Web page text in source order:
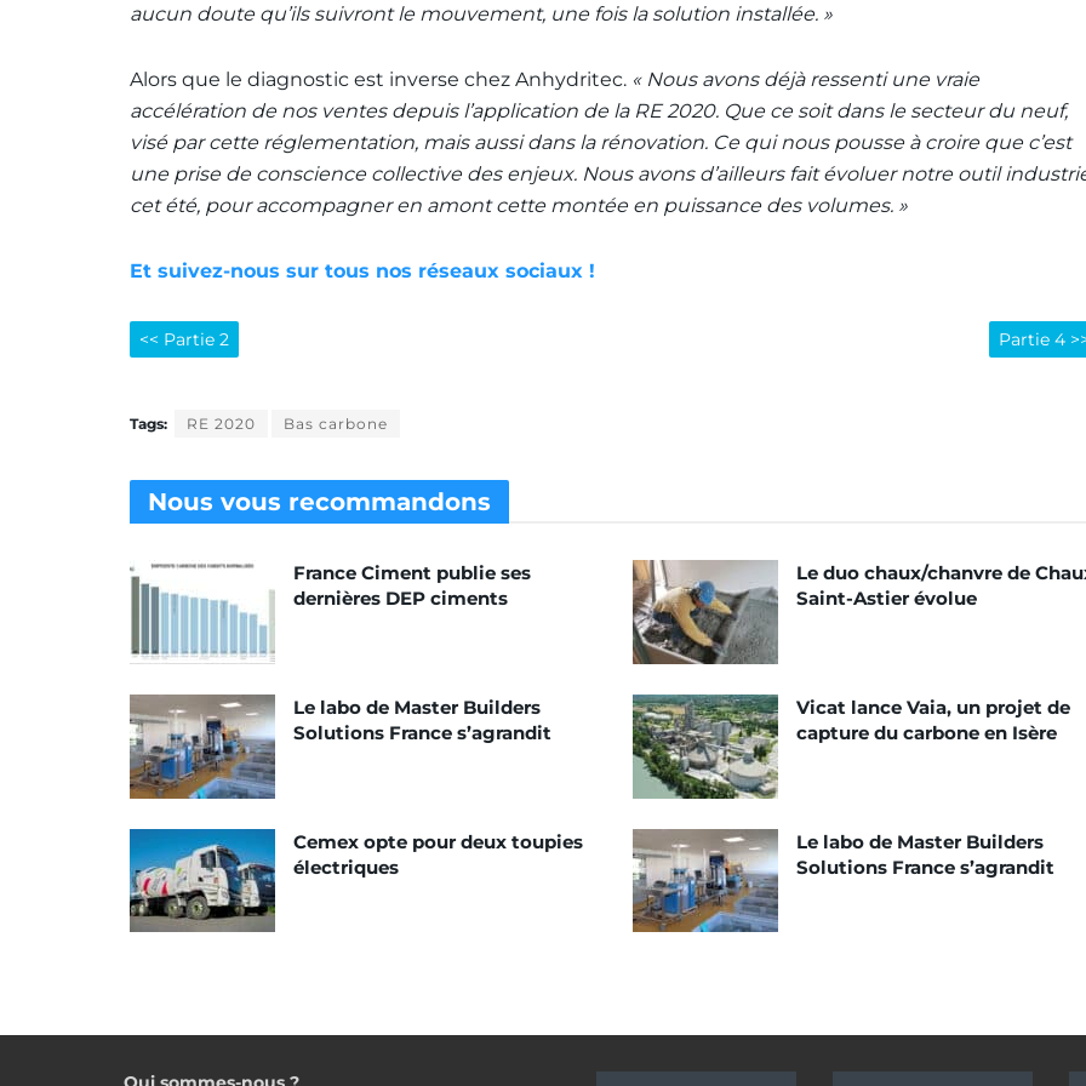
aucun doute qu’ils suivront le mouvement, une fois la solution installée. »
Alors que le diagnostic est inverse chez Anhydritec. « Nous avons déjà ressenti une vraie
accélération de nos ventes depuis l’application de la RE 2020. Que ce soit dans le secteur du neuf,
visé par cette réglementation, mais aussi dans la rénovation. Ce qui nous pousse à croire que c’est
une prise de conscience collective des enjeux. Nous avons d’ailleurs fait évoluer notre outil
cet été, pour accompagner en amont cette montée en puissance des volumes. »
Et suivez-nous sur tous nos réseaux sociaux !
<< Partie 2 Partie 4
Tags: RE 2020 Bas carbone
Nous vous recommandons
France Ciment publie ses
dernières DEP ciments
Le duo chaux/chanvre de
Saint-Astier évolue
Le labo de Master Builders
Solutions France s’agrandit
Vicat lance Vaia, un projet de
capture du carbone en Isère
Cemex opte pour deux toupies
électriques
Le labo de Master Builders
Solutions France s’agrandit